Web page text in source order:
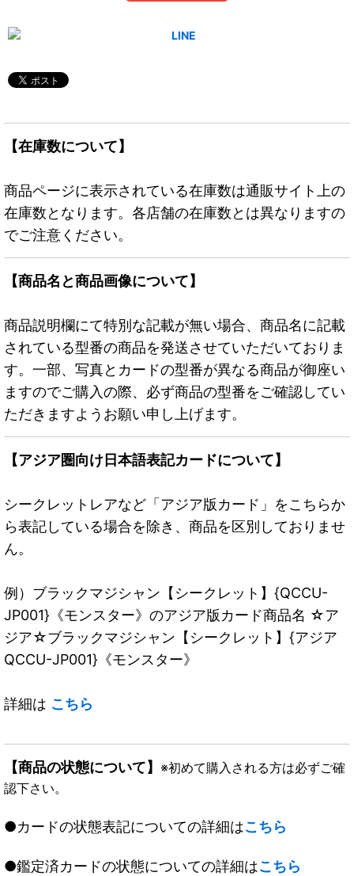
【在庫数について】
商品ページに表示されている在庫数は通販サイト上の
在庫数となります。各店舗の在庫数とは異なりますの
でご注意ください。
【商品名と商品画像について】
商品説明欄にて特別な記載が無い場合、商品名に記載
されている型番の商品を発送させていただいておりま
す。一部、写真とカードの型番が異なる商品が御座い
ますのでご購入の際、必ず商品の型番をご確認してい
ただきますようお願い申し上げます。
【アジア圏向け日本語表記カードについて】
シークレットレアなど「アジア版カード」をこちらか
ら表記している場合を除き、商品を区別しておりませ
ん。
例）ブラックマジシャン【シークレット】{QCCU-
JP001}《モンスター》のアジア版カード商品名 ☆ア
ジア☆ブラックマジシャン【シークレット】{アジア
QCCU-JP001}《モンスター》
詳細は こちら
【商品の状態について】 ※初めて購入される方は必ずご確
認下さい。
●カードの状態表記についての詳細はこちら
●鑑定済カードの状態についての詳細はこちら